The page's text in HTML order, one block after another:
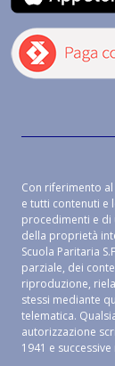
Con riferimento
e tutti contenuti e
procedimenti e di
della proprietà
Scuola Paritaria
parziale, dei
riproduzione,
stessi mediante
telematica.
autorizzazione
1941 e